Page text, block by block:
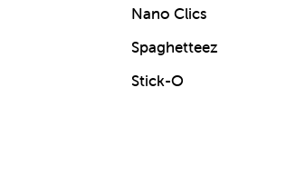
Nano Clics
Spaghetteez
Stick-O